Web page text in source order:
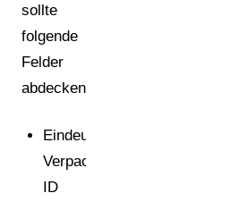
sollte
folgende
Felder
abdecken:
Eindeutige
Verpackungs-
ID